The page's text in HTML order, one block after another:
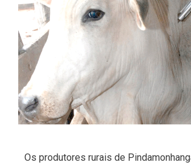
Os produtores rurais de